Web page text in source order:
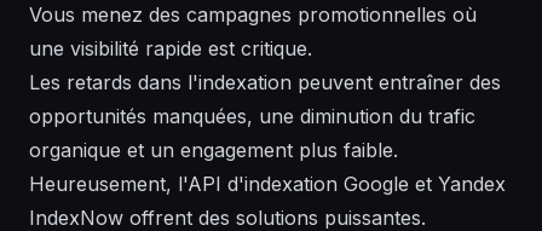
Vous menez des campagnes promotionnelles où
une visibilité rapide est critique.
Les retards dans l'indexation peuvent entraîner des
opportunités manquées, une diminution du trafic
organique et un engagement plus faible.
Heureusement, l'API d'indexation Google et Yandex
IndexNow offrent des solutions puissantes.